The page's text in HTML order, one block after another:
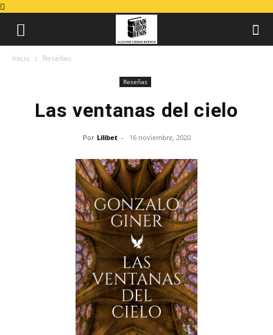
Inicio Reseñas
Reseñas
Las ventanas del cielo
Por Lilibet - 16 noviembre, 2020